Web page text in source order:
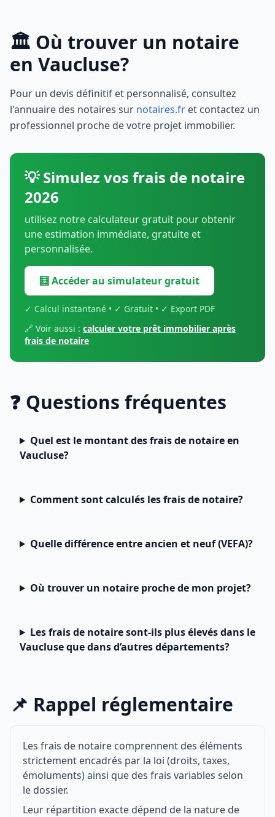
🏛️ Où trouver un notaire
en Vaucluse?
Pour un devis définitif et personnalisé, consultez
l'annuaire des notaires sur notaires.fr et contactez un
professionnel proche de votre projet immobilier.
💡 Simulez vos frais de notaire
2026
utilisez notre calculateur gratuit pour obtenir
une estimation immédiate, gratuite et
personnalisée.
🧮 Accéder au simulateur gratuit
✓ Calcul instantané • ✓ Gratuit • ✓ Export PDF
🔗 Voir aussi : calculer votre prêt immobilier après
frais de notaire
❓ Questions fréquentes
Quel est le montant des frais de notaire en
Vaucluse?
Comment sont calculés les frais de notaire?
Quelle différence entre ancien et neuf (VEFA)?
Où trouver un notaire proche de mon projet?
Les frais de notaire sont-ils plus élevés dans le
Vaucluse que dans d’autres départements?
📌 Rappel réglementaire
Les frais de notaire comprennent des éléments
strictement encadrés par la loi (droits, taxes,
émoluments) ainsi que des frais variables selon
le dossier.
Leur répartition exacte dépend de la nature de